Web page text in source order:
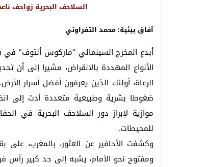
السلاحف البحرية زواحف
آفاق بيئية: محمد التفراوتي
أبدع المخرج السينمائي “ماركوس ألتوف”
الأنواع المهددة بالانقراض، مشيرا إلى أن
الرعاة، أولئك الذين يعرفون أفضل أسرار
ضغوطا بشرية وطبيعية متعددة أدت إلى
موازية لإبراز دور السلاحف البحرية في
للمحيطات.
وكشفت الأحافير عن العثور، بالمغرب،
ومفتوح نحو الأمام، يشبه إلى حد كبير